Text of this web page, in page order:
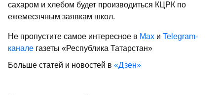
сахаром и хлебом будет производиться КЦРК по
ежемесячным заяв­кам школ.
Не пропустите самое интересное в Max и Telegram-
канале газеты «Республика Татарстан»
Больше статей и новостей в «Дзен»